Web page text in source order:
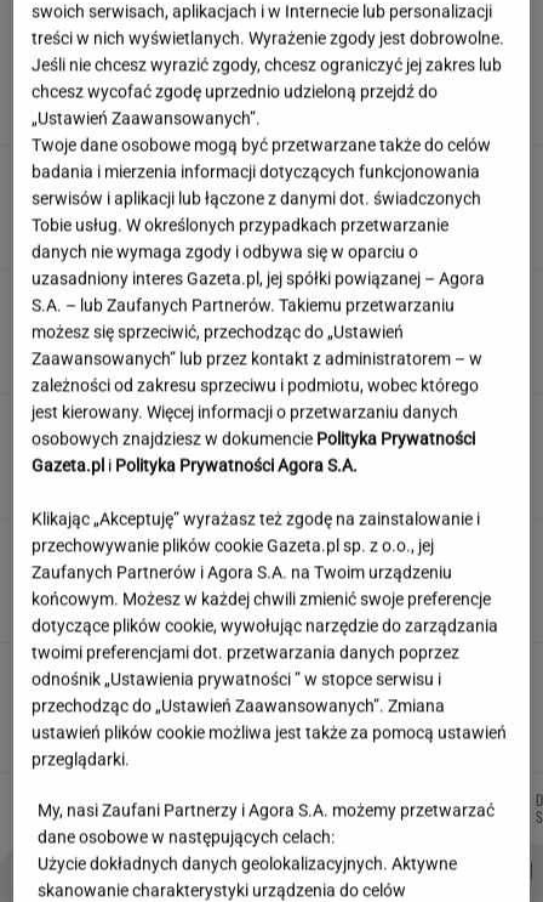
Wachowicz wraz z Kurzopkami
pożegnała się z "halo tu polsat". Mówi o
zaskoczeniu
MARCIN WOLNIAK
Nowe informacje o mężczyźnie spod Śnieżki.
To Polak
Quiz tylko dla orłów? 90% z was nie zgarnie
maksa w Szybkiej Piątce
Jeden wakacyjny nawyk może mieć
nieprzyjemne konsekwencje. Też tak robisz?
MATERIAŁ PROMOCYJNY
Partnerka Litewki po jego
śmierci: Niektórzy zlecieli się jak sępy
SUBSKRYPCJA
Wzięli pod lupę wielką reformę Muska. Gdzie
się podziały miliardy oszczędności?
MARIA KORCZ
Autorzy:
MARTA
NOWAK
AGNIESZKA
NIEDZIAŁEK
WIKTORIA
BECZEK
KOZŁOWSKI
PROBLEMY POLSKICH SIATKARZY ZNAK Z '30' WISŁAWA SZYMBORSKA
swoich serwisach, aplikacjach i w Internecie lub personalizacji
treści w nich wyświetlanych. Wyrażenie zgody jest dobrowolne.
Jeśli nie chcesz wyrazić zgody, chcesz ograniczyć jej zakres lub
chcesz wycofać zgodę uprzednio udzieloną przejdź do
„Ustawień Zaawansowanych”.
Twoje dane osobowe mogą być przetwarzane także do celów
badania i mierzenia informacji dotyczących funkcjonowania
serwisów i aplikacji lub łączone z danymi dot. świadczonych
Tobie usług. W określonych przypadkach przetwarzanie
danych nie wymaga zgody i odbywa się w oparciu o
uzasadniony interes Gazeta.pl, jej spółki powiązanej – Agora
S.A. – lub Zaufanych Partnerów. Takiemu przetwarzaniu
możesz się sprzeciwić, przechodząc do „Ustawień
Zaawansowanych” lub przez kontakt z administratorem – w
zależności od zakresu sprzeciwu i podmiotu, wobec którego
jest kierowany. Więcej informacji o przetwarzaniu danych
osobowych znajdziesz w dokumencie Polityka Prywatności
Gazeta.pl i Polityka Prywatności Agora S.A.
Klikając „Akceptuję” wyrażasz też zgodę na zainstalowanie i
przechowywanie plików cookie Gazeta.pl sp. z o.o., jej
Zaufanych Partnerów i Agora S.A. na Twoim urządzeniu
końcowym. Możesz w każdej chwili zmienić swoje preferencje
dotyczące plików cookie, wywołując narzędzie do zarządzania
twoimi preferencjami dot. przetwarzania danych poprzez
odnośnik „Ustawienia prywatności ” w stopce serwisu i
przechodząc do „Ustawień Zaawansowanych”. Zmiana
ustawień plików cookie możliwa jest także za pomocą ustawień
przeglądarki.
My, nasi Zaufani Partnerzy i Agora S.A. możemy przetwarzać
dane osobowe w następujących celach:
Użycie dokładnych danych geolokalizacyjnych. Aktywne
skanowanie charakterystyki urządzenia do celów